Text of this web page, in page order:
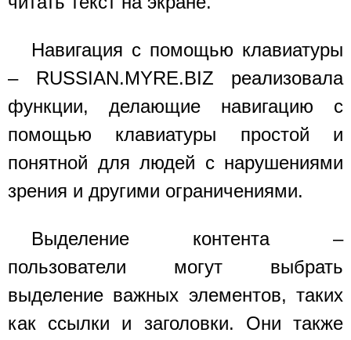
Навигация с помощью клавиатуры
– RUSSIAN.MYRE.BIZ реализовала
функции, делающие навигацию с
помощью клавиатуры простой и
понятной для людей с нарушениями
зрения и другими ограничениями.
Выделение контента –
пользователи могут выбрать
выделение важных элементов, таких
как ссылки и заголовки. Они также